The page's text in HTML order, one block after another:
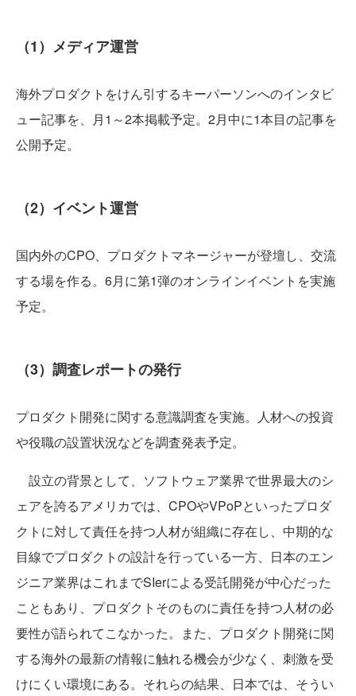
（1）メディア運営
海外プロダクトをけん引するキーパーソンへのインタビ
ュー記事を、月1～2本掲載予定。2月中に1本目の記事を
公開予定。
（2）イベント運営
国内外のCPO、プロダクトマネージャーが登壇し、交流
する場を作る。6月に第1弾のオンラインイベントを実施
予定。
（3）調査レポートの発行
プロダクト開発に関する意識調査を実施。人材への投資
や役職の設置状況などを調査発表予定。
設立の背景として、ソフトウェア業界で世界最大のシ
ェアを誇るアメリカでは、CPOやVPoPといったプロダ
クトに対して責任を持つ人材が組織に存在し、中期的な
目線でプロダクトの設計を行っている一方、日本のエン
ジニア業界はこれまでSIerによる受託開発が中心だった
こともあり、プロダクトそのものに責任を持つ人材の必
要性が語られてこなかった。また、プロダクト開発に関
する海外の最新の情報に触れる機会が少なく、刺激を受
けにくい環境にある。それらの結果、日本では、そうい